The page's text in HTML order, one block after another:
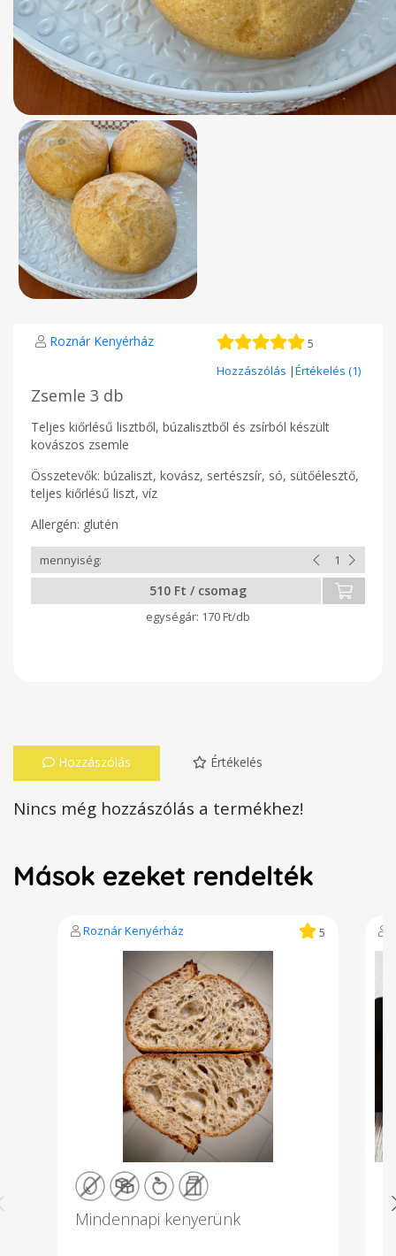
Roznár Kenyérház 5
Hozzászólás |Értékelés (1)
Zsemle 3 db
Teljes kiőrlésű lisztből, búzalisztből és zsírból készült
kovászos zsemle
Összetevők: búzaliszt, kovász, sertészsír, só, sütőélesztő,
teljes kiőrlésű liszt, víz
Allergén: glutén
510 Ft / csomag
170 Ft/db
Hozzászólás Értékelés
Nincs még hozzászólás a termékhez!
Mások ezeket rendelték
Roznár Kenyérház 5
Mindennapi kenyerünk